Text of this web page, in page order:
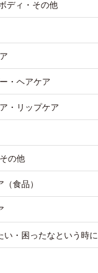
ディ・その他
・ヘアケア
・リップケア
の他
食品）
い・困ったなという時に